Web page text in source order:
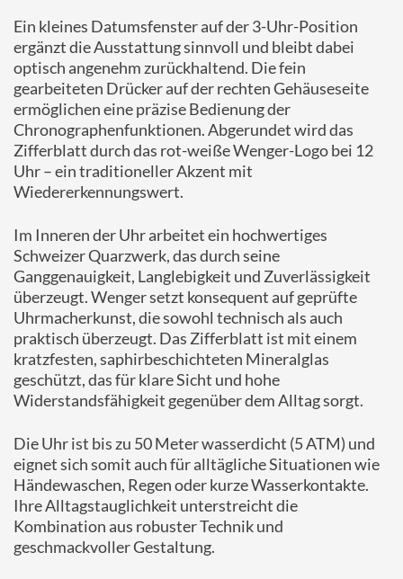
Ein kleines Datumsfenster auf der 3-Uhr-Position
ergänzt die Ausstattung sinnvoll und bleibt dabei
optisch angenehm zurückhaltend. Die fein
gearbeiteten Drücker auf der rechten Gehäuseseite
ermöglichen eine präzise Bedienung der
Chronographenfunktionen. Abgerundet wird das
Zifferblatt durch das rot-weiße Wenger-Logo bei 12
Uhr – ein traditioneller Akzent mit
Wiedererkennungswert.
Im Inneren der Uhr arbeitet ein hochwertiges
Schweizer Quarzwerk, das durch seine
Ganggenauigkeit, Langlebigkeit und Zuverlässigkeit
überzeugt. Wenger setzt konsequent auf geprüfte
Uhrmacherkunst, die sowohl technisch als auch
praktisch überzeugt. Das Zifferblatt ist mit einem
kratzfesten, saphirbeschichteten Mineralglas
geschützt, das für klare Sicht und hohe
Widerstandsfähigkeit gegenüber dem Alltag sorgt.
Die Uhr ist bis zu 50 Meter wasserdicht (5 ATM) und
eignet sich somit auch für alltägliche Situationen wie
Händewaschen, Regen oder kurze Wasserkontakte.
Ihre Alltagstauglichkeit unterstreicht die
Kombination aus robuster Technik und
geschmackvoller Gestaltung.